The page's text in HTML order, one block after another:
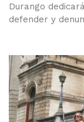
Durango
defender y